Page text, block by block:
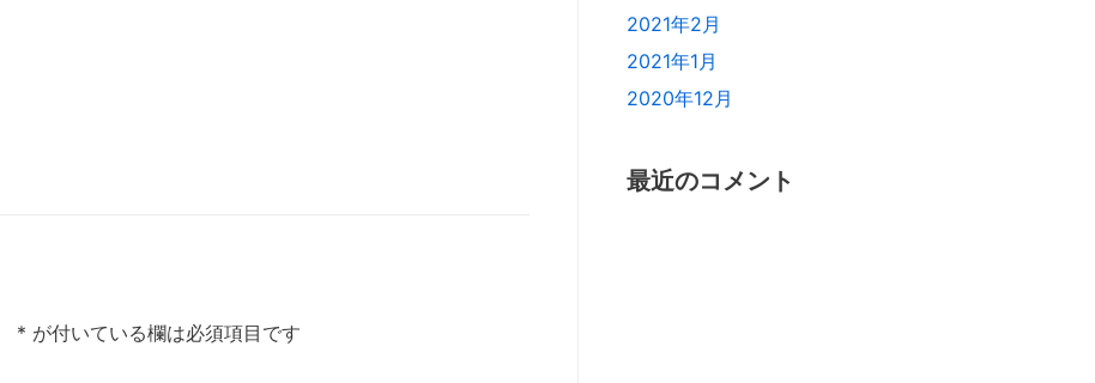
* が付いている欄は必須項目です
2021年2月
2021年1月
2020年12月
最近のコメント